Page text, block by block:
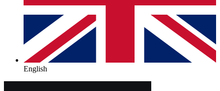
English